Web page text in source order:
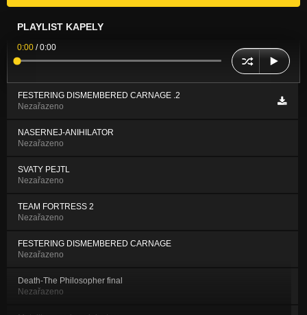
PLAYLIST KAPELY
0:00 /0:00
FESTERING DISMEMBERED CARNAGE .2
Nezařazeno
NASERNEJ-ANIHILATOR
Nezařazeno
SVATY PEJTL
Nezařazeno
TEAM FORTRESS 2
Nezařazeno
FESTERING DISMEMBERED CARNAGE
Nezařazeno
Death-The Philosopher final
Nezařazeno